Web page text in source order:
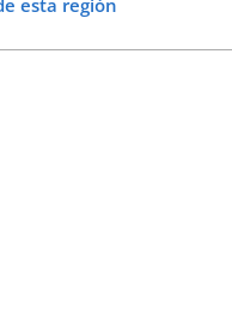
esta región